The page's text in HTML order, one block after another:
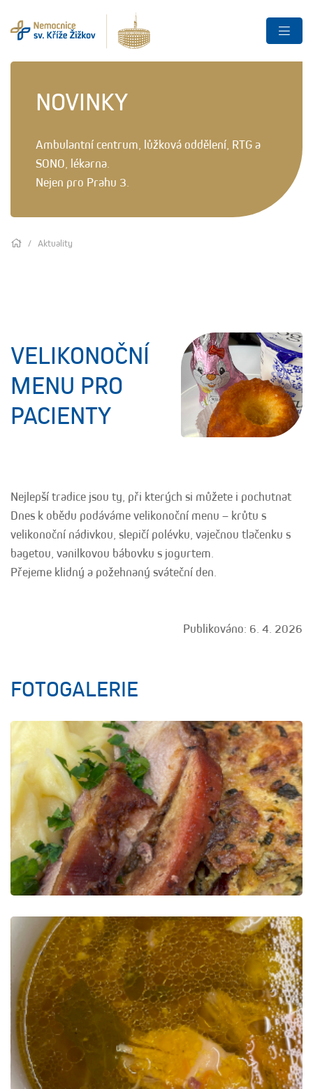
NOVINKY
Ambulantní centrum, lůžková oddělení, RTG a
SONO, lékarna.
Nejen pro Prahu 3.
Aktuality
VELIKONOČNÍ
MENU PRO
PACIENTY
Nejlepší tradice jsou ty, při kterých si můžete i pochutnat
Dnes k obědu podáváme velikonoční menu – krůtu s
velikonoční nádivkou, slepičí polévku, vaječnou tlačenku s
bagetou, vanilkovou bábovku s jogurtem.
Přejeme klidný a požehnaný sváteční den.
Publikováno: 6. 4. 2026
FOTOGALERIE